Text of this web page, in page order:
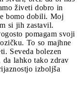
živeti dobro in
bomo dobili. Moj
si jih zastavil.
pomagam svoji
To so majhne
Seveda bolezen
da lahko tako zdrav
izboljša